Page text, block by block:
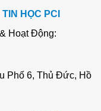
HỌC PCI
Hoạt Động:
Phố 6, Thủ Đức, Hồ